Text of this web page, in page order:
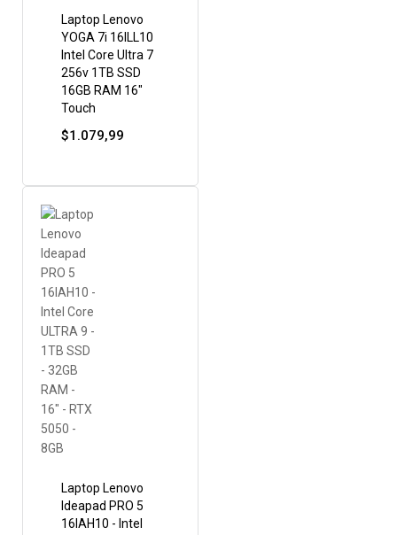
Laptop Lenovo
YOGA 7i 16ILL10
Intel Core Ultra 7
256v 1TB SSD
16GB RAM 16″
Touch
$1.079,99
Laptop Lenovo
Ideapad PRO 5
16IAH10 - Intel